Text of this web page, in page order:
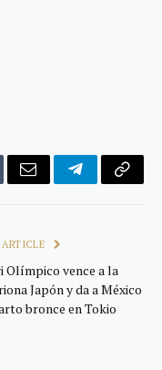
Email TelegramCopy
Olímpico vence a la
Japón y da a México
bronce en Tokio